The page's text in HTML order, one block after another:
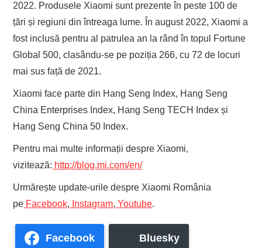
2022. Produsele Xiaomi sunt prezente în peste 100 de
țări și regiuni din întreaga lume. În august 2022, Xiaomi a
fost inclusă pentru al patrulea an la rând în topul Fortune
Global 500, clasându-se pe poziția 266, cu 72 de locuri
mai sus față de 2021.
Xiaomi face parte din Hang Seng Index, Hang Seng
China Enterprises Index, Hang Seng TECH Index și
Hang Seng China 50 Index.
Pentru mai multe informații despre Xiaomi,
vizitează: http://blog.mi.com/en/
Urmărește update-urile despre Xiaomi România
pe Facebook, Instagram, Youtube.
Facebook Bluesky